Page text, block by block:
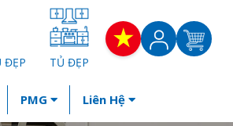
ĐẸP TỦ ĐẸP
PMG Liên Hệ